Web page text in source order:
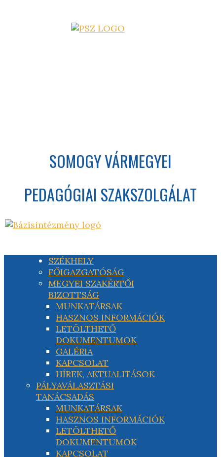
SOMOGY VÁRMEGYEI
PEDAGÓGIAI SZAKSZOLGÁLAT
SZÉKHELY
FŐIGAZGATÓSÁG
MEGYEI SZAKÉRTŐI
BIZOTTSÁG
MUNKATÁRSAK
HASZNOS INFORMÁCIÓK
LETÖLTHETŐ
DOKUMENTUMOK
GALÉRIA
KAPCSOLAT
HÍREK, AKTUALITÁSOK
PÁLYAVÁLASZTÁSI
TANÁCSADÁS
MUNKATÁRSAK
HASZNOS INFORMÁCIÓK
LETÖLTHETŐ
DOKUMENTUMOK
KAPCSOLAT